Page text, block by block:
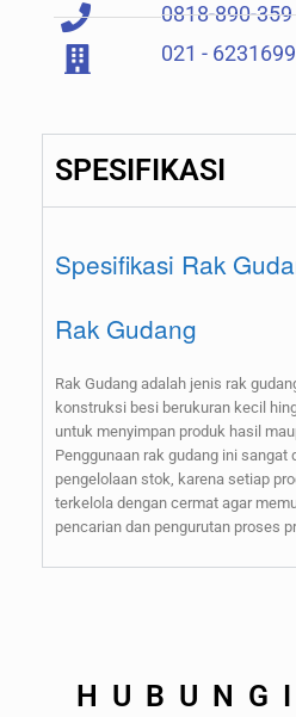
0818-890-359
021 -
SPESIFIKASI
Spesifikasi Rak
Rak Gudang
Rak Gudang adalah jenis rak
konstruksi besi berukuran kecil
untuk menyimpan produk hasil
Penggunaan rak gudang ini sangat
pengelolaan stok, karena setiap
terkelola dengan cermat agar
pencarian dan pengurutan proses